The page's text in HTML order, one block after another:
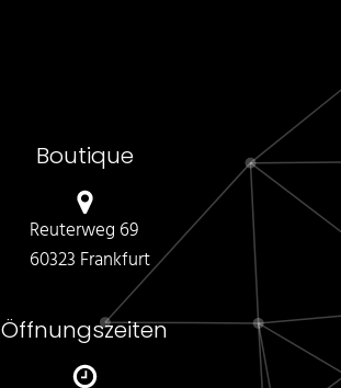
Boutique
Reuterweg 69
60323 Frankfurt
Öffnungszeiten